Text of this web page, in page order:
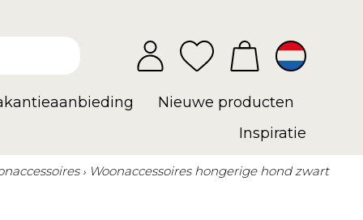
Nieuwe producten
Inspiratie
Woonaccessoires hongerige hond zwart